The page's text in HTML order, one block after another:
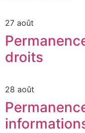
27 août
droits
28 août